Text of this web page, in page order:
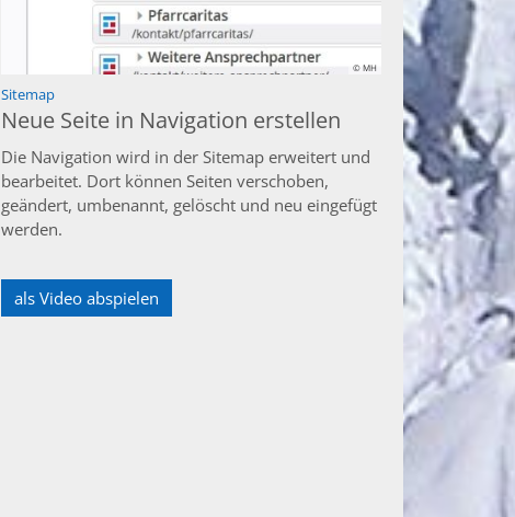
© MH
Sitemap:
Neue Seite in Navigation erstellen
Die Navigation wird in der Sitemap erweitert und
bearbeitet. Dort können Seiten verschoben,
geändert, umbenannt, gelöscht und neu eingefügt
werden.
als Video abspielen